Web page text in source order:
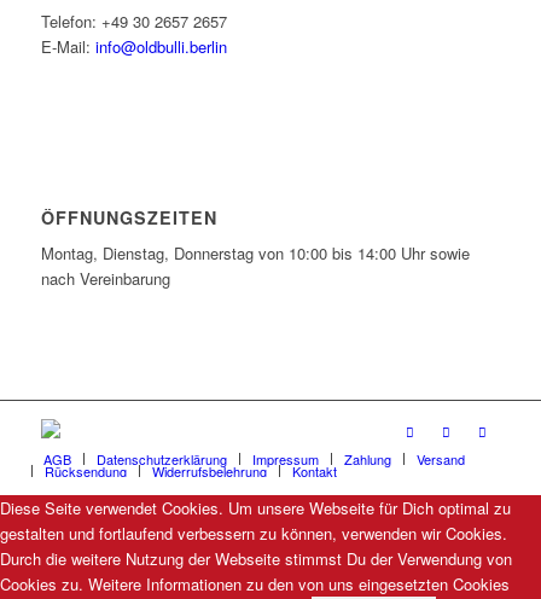
Telefon: +49 30 2657 2657
E-Mail: info@oldbulli.berlin
ÖFFNUNGSZEITEN
Montag, Dienstag, Donnerstag von 10:00 bis 14:00 Uhr sowie
nach Vereinbarung
AGB Datenschutzerklärung Impressum Zahlung Versand
Rücksendung Widerrufsbelehrung Kontakt
Diese Seite verwendet Cookies. Um unsere Webseite für Dich optimal zu
gestalten und fortlaufend verbessern zu können, verwenden wir Cookies.
Durch die weitere Nutzung der Webseite stimmst Du der Verwendung von
Cookies zu. Weitere Informationen zu den von uns eingesetzten Cookies